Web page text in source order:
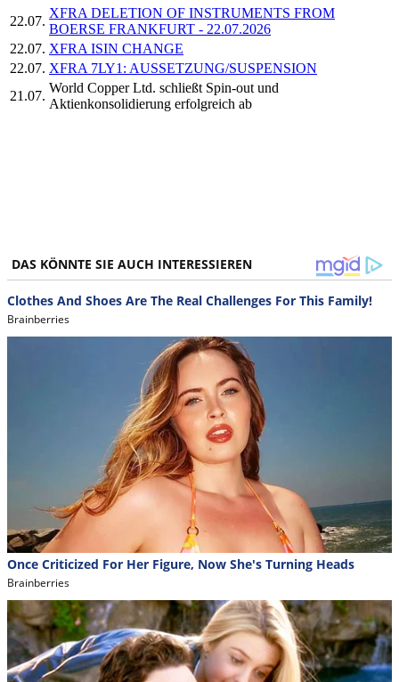
22.07.
XFRA DELETION OF INSTRUMENTS FROM
BOERSE FRANKFURT - 22.07.2026
22.07. XFRA ISIN CHANGE
22.07. XFRA 7LY1: AUSSETZUNG/SUSPENSION
21.07.
World Copper Ltd. schließt Spin-out und
Aktienkonsolidierung erfolgreich ab